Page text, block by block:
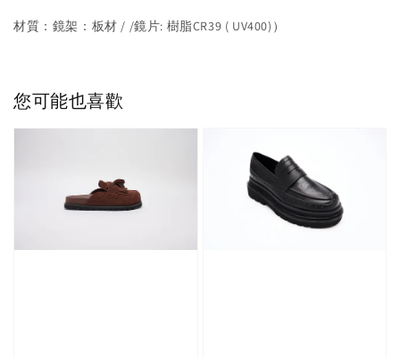
材質：鏡架：板材 / /鏡片: 樹脂CR39 ( UV400)）
您可能也喜歡